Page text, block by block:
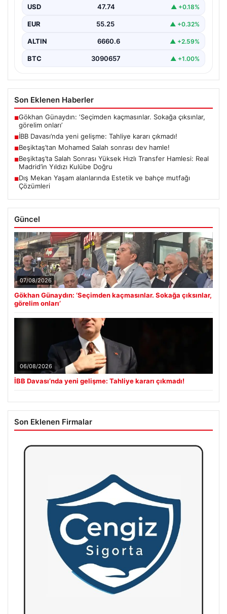
USD 47.74 ▲ +0.18%
EUR 55.25 ▲ +0.32%
ALTIN 6660.6 ▲ +2.59%
BTC 3090657 ▲ +1.00%
Son Eklenen Haberler
■Gökhan Günaydın: ‘Seçimden kaçmasınlar. Sokağa çıksınlar,
görelim onları’
■İBB Davası’nda yeni gelişme: Tahliye kararı çıkmadı!
■Beşiktaş’tan Mohamed Salah sonrası dev hamle!
■Beşiktaş’ta Salah Sonrası Yüksek Hızlı Transfer Hamlesi: Real
Madrid’in Yıldızı Kulübe Doğru
■Dış Mekan Yaşam alanlarında Estetik ve bahçe mutfağı
Çözümleri
Güncel
07/08/2026
Gökhan Günaydın: ‘Seçimden kaçmasınlar. Sokağa çıksınlar,
görelim onları’
06/08/2026
İBB Davası’nda yeni gelişme: Tahliye kararı çıkmadı!
Son Eklenen Firmalar